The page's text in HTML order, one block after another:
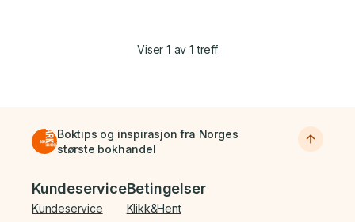
Viser1 av 1 treff
Boktips og inspirasjon fra Norges
største bokhandel
Bunnmeny
Kundeservice
Kundeservice
Betingelser
Klikk&Hent